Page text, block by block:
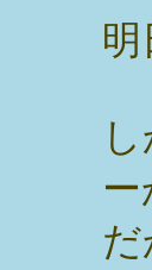
明